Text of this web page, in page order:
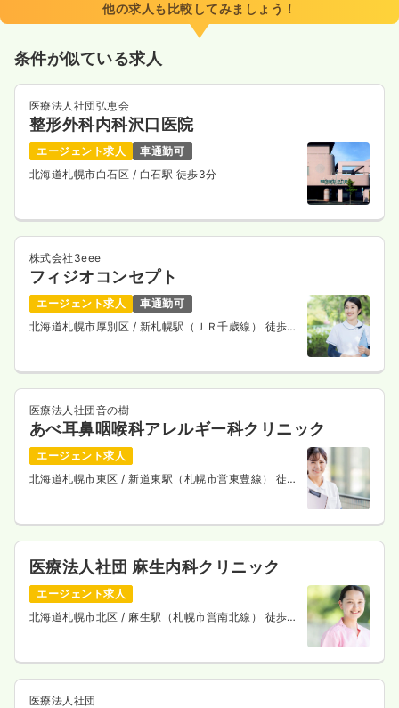
他の求人も比較してみましょう！
条件が似ている求人
医療法人社団弘恵会
整形外科内科沢口医院
エージェント求人
車通勤可
北海道札幌市白石区 / 白石駅 徒歩3分
株式会社3eee
フィジオコンセプト
エージェント求人
車通勤可
北海道札幌市厚別区 / 新札幌駅（ＪＲ千歳線） 徒歩5
医療法人社団音の樹
あべ耳鼻咽喉科アレルギー科クリニック
エージェント求人
北海道札幌市東区/ 新道東駅（札幌市営東豊線） 徒歩
医療法人社団 麻生内科クリニック
エージェント求人
北海道札幌市北区/ 麻生駅（札幌市営南北線） 徒歩1
医療法人社団